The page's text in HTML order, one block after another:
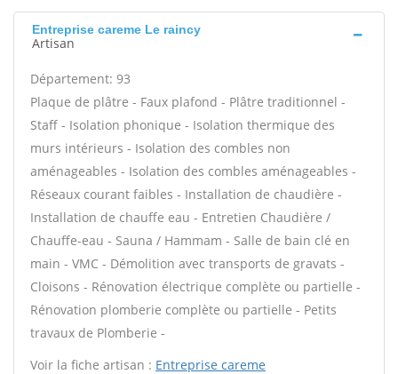
Entreprise careme Le raincy
Artisan
Département: 93
Plaque de plâtre - Faux plafond - Plâtre traditionnel -
Staff - Isolation phonique - Isolation thermique des
murs intérieurs - Isolation des combles non
aménageables - Isolation des combles aménageables -
Réseaux courant faibles - Installation de chaudière -
Installation de chauffe eau - Entretien Chaudière /
Chauffe-eau - Sauna / Hammam - Salle de bain clé en
main - VMC - Démolition avec transports de gravats -
Cloisons - Rénovation électrique complète ou partielle -
Rénovation plomberie complète ou partielle - Petits
travaux de Plomberie -
Voir la fiche artisan : Entreprise careme